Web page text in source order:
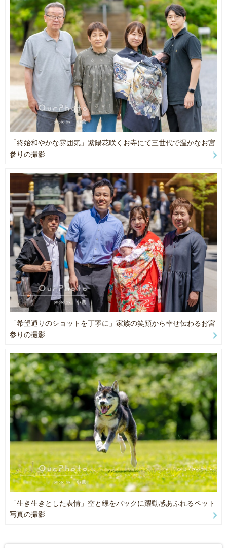
【撮影前に現地を下見します】
待ち合わせ前に撮影場所へ入り、光の向き・混雑を避けられる場
所・季節の見どころを確認します。当日は迷わず進められ、待ち時
間を減らせます。
【早く、たくさんお渡しします】
1枠（60分）で70〜140枚程度をご納品し、良い写真はすべてお渡し
します。納期は通常翌日〜5日以内です（繁忙期の10〜12月・3〜4
月は最大2週間程度）。
【お子さまの自然な表情を引き出します】
お子さまのお名前を覚えていきますので、声をかけながら人見知り
のお子さまでも緊張をほぐして撮影します。シャボン玉・和傘・ミ
【天候や混雑にも対応します】
雨天・強風・猛暑や、混み合う神社での撮影経験も豊富です。急な
日程変更や時間調整にも柔軟に対応します。
────────────
■ 撮影の詳細
【納品について】
・1枠（60分）で70〜140枚程度をご納品します（撮影内容により前
後します）。
・良い写真はすべてお渡しします。
・通常は翌日〜5日以内に納品します。繁忙期（10〜12月・3〜4
月）は最大2週間程度いただきます。
・明るめのレタッチを基本に、ご要望に応じて調整します。
【無料の貸し出しアイテム】
利用をご希望の場合は「ご予約前に」チャットでご相談ください。
破損・欠品・クリーニング等でご用意できない場合があります。
◯お宮参り
産着/掛け着（黒・赤）、フード、スタイ、お守りポーチ
◯七五三
和傘（赤・ピンク・青・紫・市松黒）、千歳飴袋、扇子、模造刀、
◯バースデー
「終始和やかな雰囲気」紫陽花咲くお寺にて三世代で温かなお宮
参りの撮影
「希望通りのショットを丁寧に」家族の笑顔から幸せ伝わるお宮
参りの撮影
「生き生きとした表情」空と緑をバックに躍動感あふれるペット
写真の撮影